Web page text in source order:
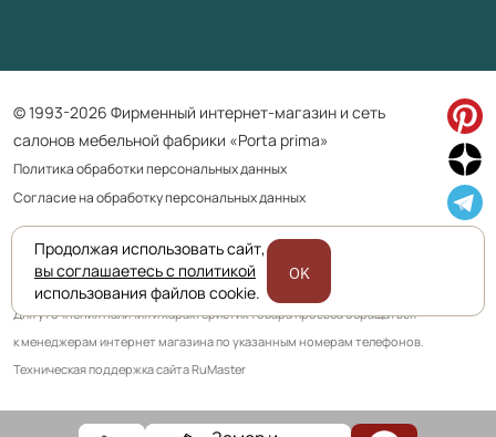
© 1993-2026 Фирменный интернет-магазин и сеть
салонов мебельной фабрики «Porta prima»
Политика обработки персональных данных
Согласие на обработку персональных данных
Приведенная на сайте информация не является публичной офертой
и носит информационно ознакомительный характер.
Для уточнения наличия и характеристик товара просьба обращаться
к менеджерам интернет магазина по указанным номерам телефонов.
Техническая поддержка сайта RuMaster
Продолжая использовать сайт,
вы соглашаетесь с политикой
использования файлов cookie.
OK